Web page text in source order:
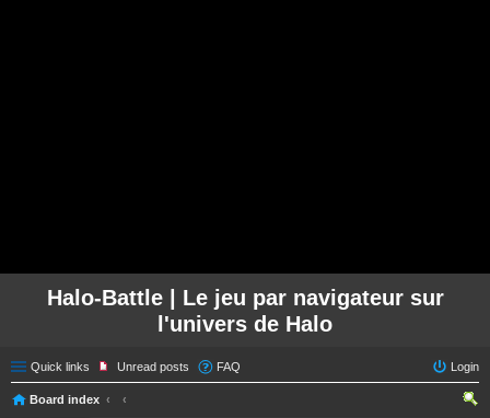
Halo-Battle | Le jeu par navigateur sur
l'univers de Halo
Quick links Unread posts FAQ Login
Board index